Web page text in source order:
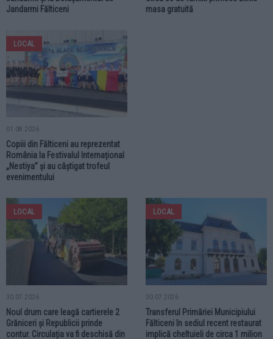
Jandarmi Fălticeni
masa gratuită
LOCAL
01.08.2026
Copiii din Fălticeni au reprezentat
România la Festivalul Internațional
„Nestiya” și au câștigat trofeul
evenimentului
LOCAL
30.07.2026
Noul drum care leagă cartierele 2
Grăniceri și Republicii prinde
contur. Circulația va fi deschisă din
LOCAL
30.07.2026
Transferul Primăriei Municipiului
Fălticeni în sediul recent restaurat
implică cheltuieli de circa 1 milion